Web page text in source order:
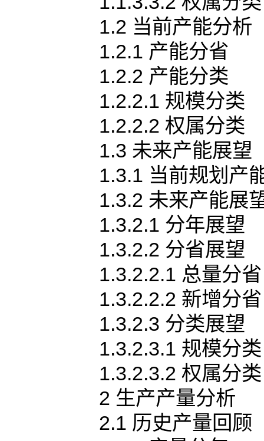
1.2 当前产能分析
1.2.1 产能分省
1.2.2 产能分类
1.2.2.1 规模分类
1.2.2.2 权属分类
1.3 未来产能展望
1.3.1 当前规划产
1.3.2 未来产能展
1.3.2.1 分年展望
1.3.2.2 分省展望
1.3.2.2.1 总量分省
1.3.2.2.2 新增分省
1.3.2.3 分类展望
1.3.2.3.1 规模分类
1.3.2.3.2 权属分类
2 生产产量分析
2.1 历史产量回顾